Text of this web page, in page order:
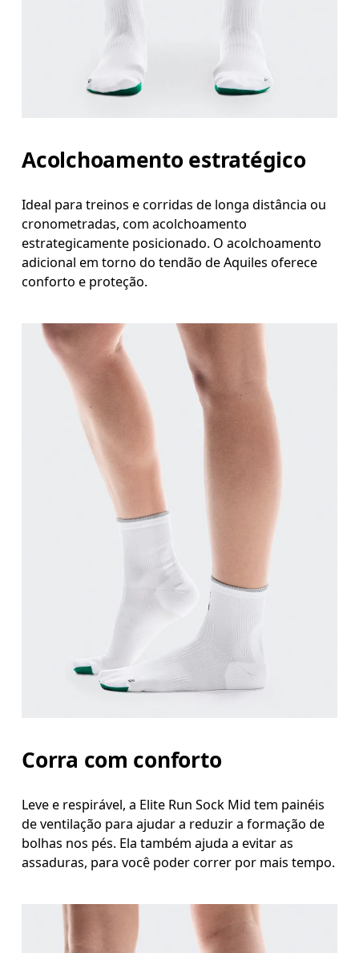
Acolchoamento estratégico
Ideal para treinos e corridas de longa distância ou
cronometradas, com acolchoamento
estrategicamente posicionado. O acolchoamento
adicional em torno do tendão de Aquiles oferece
conforto e proteção.
Corra com conforto
Leve e respirável, a Elite Run Sock Mid tem painéis
de ventilação para ajudar a reduzir a formação de
bolhas nos pés. Ela também ajuda a evitar as
assaduras, para você poder correr por mais tempo.